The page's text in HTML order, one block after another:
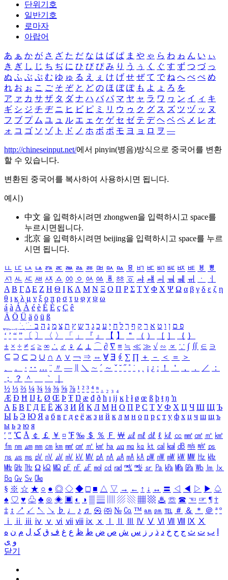
단위기호
일반기호
로마자
아랍어
あ ぁ か が さ ざ た だ な は ば ぱ ま や ゃ ら わ ゎ ん い ぃ
き ぎ し じ ち ぢ に ひ び ぴ み り う ぅ く ぐ す ず つ づ っ
ぬ ふ ぶ ぷ む ゆ ゅ る え ぇ け げ せ ぜ て で ね へ べ ぺ め
れ お ぉ こ ご そ ぞ と ど の ほ ぼ ぽ も よ ょ ろ を
ア ァ カ サ ザ タ ダ ナ ハ バ パ マ ヤ ャ ラ ワ ヮ ン イ ィ キ
ギ シ ジ チ ヂ ニ ヒ ビ ピ ミ リ ウ ゥ ク グ ス ズ ツ ヅ ッ ヌ
フ ブ プ ム ユ ュ ル エ ェ ケ ゲ セ ゼ テ デ ヘ ベ ペ メ レ オ
ォ コ ゴ ソ ゾ ト ド ノ ホ ボ ポ モ ヨ ョ ロ ヲ ―
http://chineseinput.net/에서 pinyin(병음)방식으로 중국어를 변환
할 수 있습니다.
변환된 중국어를 복사하여 사용하시면 됩니다.
예시)
中文 을 입력하시려면 zhongwen을 입력하시고 space를
누르시면됩니다.
北京 을 입력하시려면 beijing을 입력하시고 space를 누르
시면 됩니다.
ㅥ ㅦ ㅧ ㅨ ㅩ ㅪ ㅫ ㅬ ㅭ ㅮ ㅯ ㅰ ㅱ ㅲ ㅳ ㅴ ㅵ ㅶ ㅷ ㅸ
ㅹ
ㅺ ㅻ ㅼ ㅽ ㅾ ㅿ ㆀ ㆁ ㆂ ㆃ ㆄ ㆅ ㆆ ㆇ ㆈ ㆉ ㆊ ㆋ ㆌ ㆍ
ㆎ
Α Β ΓΔ Ε Ζ Η Θ Ι ΚΛ Μ Ν Ξ Ο Π Ρ Σ ΤΥ Φ Χ Ψ Ω α β γ δ ε ζ η
θ ι κ λ μ ν ξ ο π ρ σ τ υ φ χ ψ ω
á à Á À é è É È ç Ç ê
Ä Ö Ü ä ö ü ß
ִֶֹ ֻּ ׁׂ פ ם ן ו ט א ר ק ף ך ל ח י ע כ ג ד ש ץ ת צ מ נ ה ב
‘ ’ “ ” 〔 〕 〈 〉 「 」 『 』 【 】 ＂ （ ） ［ ］ ｛ ｝
± × ÷ ≠ ≤ ≥ ∞ ∴ ♂ ♀ ∠ ⊥ ⌒ ∂ ∇ ≡ ≒ ≪ ≫ √ ∽ ∝ ∵ ∫ ∬ ∈ ∋
⊆ ⊇ ⊂ ⊃ ∪ ∩ ∧ ∨ ￢ ⇒ ⇔ ∀ ∃ ∮ ∑ ∏ ＋ － ＜ ＝
＞
、
。 · ‥ … ¨ 〃 ― ＼ ∼ ´ ～ ˇ ˘ ˝ ˚ ˙ ¸ ¡ ¿ ː ！ ＇ ， ． ／
：
；
？ ＾ ｀
½ ⅓ ⅔ ¼ ¾ ⅛ ⅜ ⅝ ⅞ ¹ ² ³ ⁴ ⁿ ₁ ₂ ₃ ₄
Æ Ð Ħ Ĳ Ł Ø Œ Þ Ŧ Ŋ æ đ ð ħ ı ĳ ĸ ŀ ł ø œ ß þ ŧ ŋ ŉ
А Б В Г Д Е Ё Ж З И Й К Л М Н О П Р С Т У Ф Х Ц Ч Ш Щ Ъ
Ы Ь Э Ю Я а б в г д е ё ж з и й к л м н о п р с т у ф х ц ч ш щ ъ
ы ь э ю я
′ ″ ℃ Å ￠ ￡ ￥ ¤ ℉ ‰ ＄ ％ Ｆ ￦ ㎕ ㎖ ㎗ ℓ ㎘ ㏄ ㎣ ㎤ ㎥ ㎦
㎙ ㎚ ㎛ ㎜ ㎝ ㎞ ㎟ ㎠ ㎡ ㎢ ㏊ ㎍ ㎎ ㎏ ㏏ ㎈ ㎉ ㏈ ㎧ ㎨ ㎰
㎱ ㎲ ㎳ ㎴ ㎵ ㎶ ㎷ ㎸ ㎹ ㎀ ㎁ ㎂ ㎃ ㎄ ㎺ ㎻ ㎽ ㎾ ㎿ ㎐ ㎑
㎒ ㎓ ㎔ Ω ㏀ ㏁ ㎊ ㎋ ㎌ ㏖ ㏅ ㎭ ㎮ ㎯ ㏛ ㎩ ㎪ ㎫ ㎬ ㏝ ㏐
㏓
㏃ ㏉ ㏜ ㏆
§ ※ ☆ ★ ○ ● ◎ ◇ ◆ □ ■ △ ▽ → ← ↑ ↓ ↔ 〓 ◁ ◀ ▷ ▶ ♤
♠ ♡ ♥ ♧ ♣ ⊙ ◈ ▣ ◐ ◑ ▒ ▤ ▨ ▧ ▦ ▩ ♨ ☏ ☎ ☜ ☞ ¶ †
‡ ↕ ↗ ↙ ↖ ↘ ♭ ♩ ♪ ♬ ㉿ ㈜ № ㏇ ™ ㏂ ㏘ ℡ ＃ ＆ ＊ ＠ ª º
ⅰ
ⅱ ⅲ ⅳ ⅴ ⅵ ⅶ ⅷ ⅸ ⅹ Ⅳ Ⅴ Ⅵ Ⅶ Ⅷ Ⅸ Ⅹ
ب ت ث ج ح خ د ذ ر ز س ش ص ض ط ظ ع غ ف ق ک ل م ن ه
و ی
닫기